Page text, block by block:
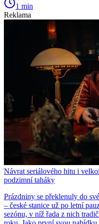
1 min
Reklama
Návrat seriálového hitu i
podzimní taháky
Prázdniny se překlenuly do
– české stanice už po letní
sezónu, v níž řada z nich